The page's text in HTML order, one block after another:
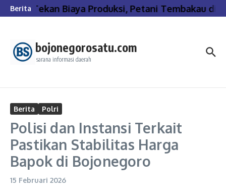
Lewati ke konten
BeritaTekan Biaya Produksi, Petani Tembakau di
bojonegorosatu.com
sarana informasi daerah
Berita Polri
Polisi dan Instansi Terkait
Pastikan Stabilitas Harga
Bapok di Bojonegoro
15 Februari 2026